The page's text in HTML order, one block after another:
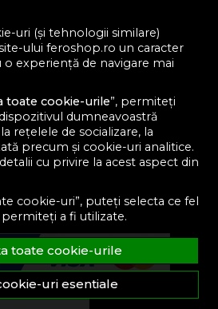
uri (și tehnologii similare)
ului feroshop.ro un caracter
experiență de navigare mai
toate cookie-urile”, permiteți
dumneavoastră
rețelele de socializare, la
precum și cookie-uri analitice.
cu privire la acest aspect din
cookie-uri”, puteți selecta ce fel
a fi utilizate.
toate cookie-urile
uri esentiale